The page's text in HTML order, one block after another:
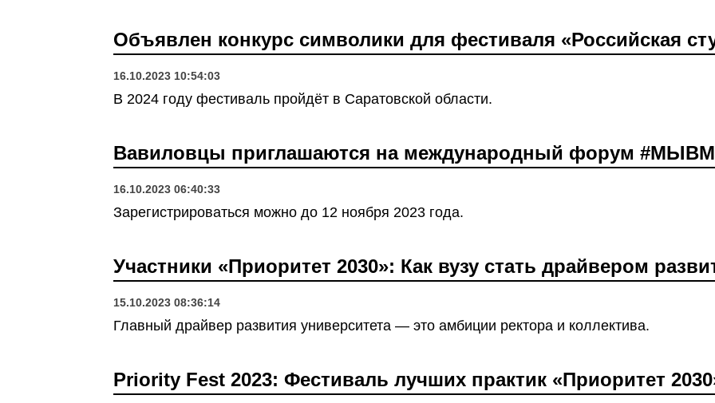
Объявлен конкурс символики для фестиваля «Российская
16.10.2023 10:54:03
В 2024 году фестиваль пройдёт в Саратовской области.
Вавиловцы приглашаются на международный форум
16.10.2023 06:40:33
Зарегистрироваться можно до 12 ноября 2023 года.
Участники «Приоритет 2030»: Как вузу стать драйвером
15.10.2023 08:36:14
Главный драйвер развития университета — это амбиции ректора и коллектива.
Priority Fest 2023: Фестиваль лучших практик «Приоритет